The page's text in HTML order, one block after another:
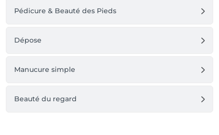
Pédicure & Beauté des Pieds
Dépose
Manucure simple
Beauté du regard